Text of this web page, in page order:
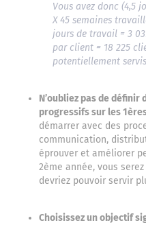
Vous avez donc (4,5
X 45 semaines
jours de travail = 3
par client = 18 225
potentiellement
N’oubliez pas de
progressifs sur les
démarrer avec des
communication,
éprouver et améliorer
2ème année, vous
devriez pouvoir servir
Choisissez un objectif